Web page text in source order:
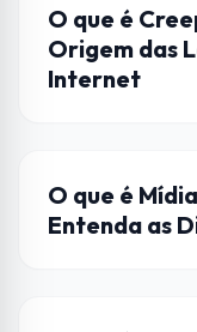
CULTURA POP
O que é
Origem das
Internet
ENTRETENIMENTO
O que é
Entenda as